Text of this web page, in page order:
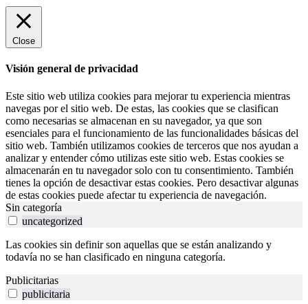
Close
Visión general de privacidad
Este sitio web utiliza cookies para mejorar tu experiencia mientras
navegas por el sitio web. De estas, las cookies que se clasifican
como necesarias se almacenan en su navegador, ya que son
esenciales para el funcionamiento de las funcionalidades básicas del
sitio web. También utilizamos cookies de terceros que nos ayudan a
analizar y entender cómo utilizas este sitio web. Estas cookies se
almacenarán en tu navegador solo con tu consentimiento. También
tienes la opción de desactivar estas cookies. Pero desactivar algunas
de estas cookies puede afectar tu experiencia de navegación.
Sin categoría
uncategorized
Las cookies sin definir son aquellas que se están analizando y
todavía no se han clasificado en ninguna categoría.
Publicitarias
publicitaria